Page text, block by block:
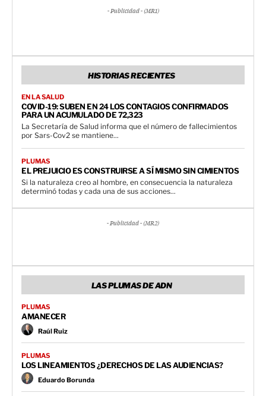
- Publicidad - (MR1)
HISTORIAS RECIENTES
EN LA SALUD
COVID-19: SUBEN EN 24 LOS CONTAGIOS CONFIRMADOS
PARA UN ACUMULADO DE 72,323
La Secretaría de Salud informa que el número de fallecimientos
por Sars-Cov2 se mantiene...
PLUMAS
EL PREJUICIO ES CONSTRUIRSE A SÍ MISMO SIN CIMIENTOS
Si la naturaleza creo al hombre, en consecuencia la naturaleza
determinó todas y cada una de sus acciones...
- Publicidad - (MR2)
LAS PLUMAS DE ADN
PLUMAS
AMANECER
Raúl Ruiz
PLUMAS
LOS LINEAMIENTOS ¿DERECHOS DE LAS AUDIENCIAS?
Eduardo Borunda